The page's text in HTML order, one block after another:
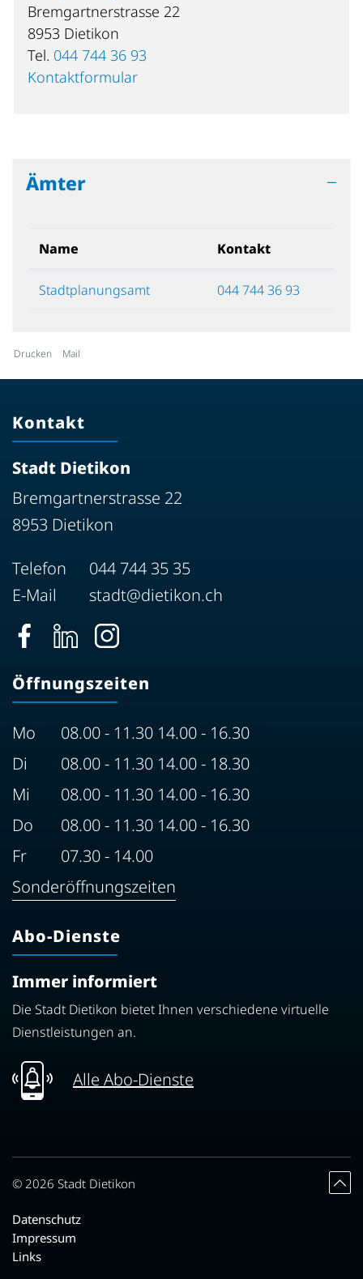
Bremgartnerstrasse 22
8953 Dietikon
Tel. 044 744 36 93
Kontaktformular
Ämter
Name Kontakt
Stadtplanungsamt 044 744 36 93
Drucken Mail
Kontakt
Stadt Dietikon
Bremgartnerstrasse 22
8953 Dietikon
Telefon
044 744 35 35
E-Mail
stadt@dietikon.ch
Öffnungszeiten
Mo
08.00 - 11.30 14.00 - 16.30
Di
08.00 - 11.30 14.00 - 18.30
Mi
08.00 - 11.30 14.00 - 16.30
Do
08.00 - 11.30 14.00 - 16.30
Fr
07.30 - 14.00
Sonderöffnungszeiten
Abo-Dienste
Immer informiert
Die Stadt Dietikon bietet Ihnen verschiedene virtuelle
Dienstleistungen an.
Alle Abo-Dienste
© 2026 Stadt Dietikon
Toolbar
Datenschutz
Impressum
Links